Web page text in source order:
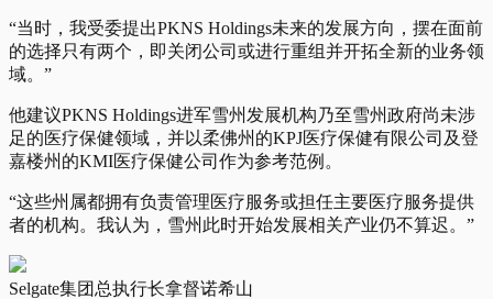
“当时，我受委提出PKNS Holdings未来的发展方向，摆在面前
的选择只有两个，即关闭公司或进行重组并开拓全新的业务领
域。”
他建议PKNS Holdings进军雪州发展机构乃至雪州政府尚未涉
足的医疗保健领域，并以柔佛州的KPJ医疗保健有限公司及登
嘉楼州的KMI医疗保健公司作为参考范例。
“这些州属都拥有负责管理医疗服务或担任主要医疗服务提供
者的机构。我认为，雪州此时开始发展相关产业仍不算迟。”
Selgate集团总执行长拿督诺希山